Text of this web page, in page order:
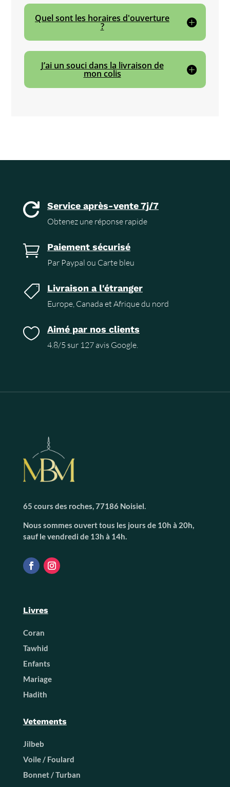
Quel sont les horaires d'ouverture
?
J’ai un souci dans la livraison de
mon colis
 Service après-vente 7j/7
Obtenez une réponse rapide
 Paiement sécurisé
Par Paypal ou Carte bleu
 Livraison a l'étranger
Europe, Canada et Afrique du nord
 Aimé par nos clients
4.8/5 sur 127 avis Google.
65 cours des roches, 77186 Noisiel.
Nous sommes ouvert tous les jours de 10h à 20h,
sauf le vendredi de 13h à 14h.
Livres
Coran
Tawhid
Enfants
Mariage
Hadith
Vetements
Jilbeb
Voile / Foulard
Bonnet / Turban